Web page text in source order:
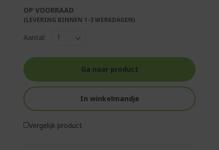
OP VOORRAAD
(LEVERING BINNEN 1-3 WERKDAGEN)
Aantal:
Ga naar product
In winkelmandje
Vergelijk product